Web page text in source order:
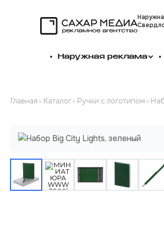
Наружная реклама
Главная » Каталог» Ручки с логотипом »